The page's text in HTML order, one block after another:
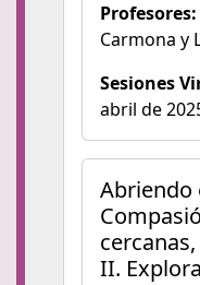
Profesores:
Carmona y
Sesiones
abril de
Abriendo
II.